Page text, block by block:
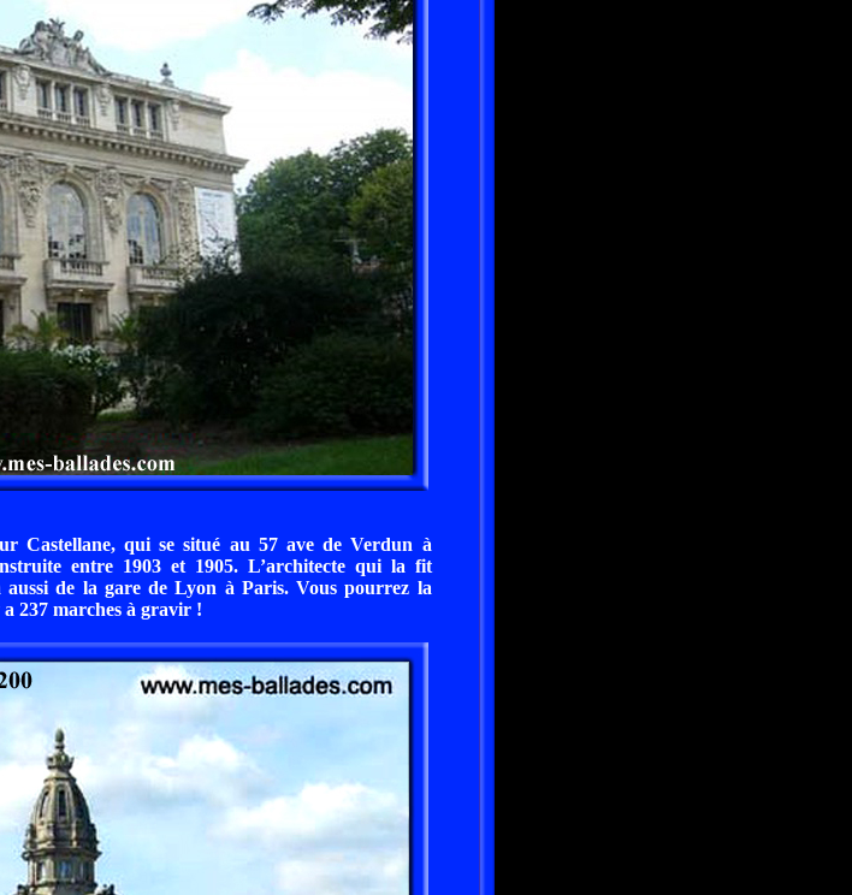
Castellane, qui se situé au 57 ave de Verdun à
entre 1903 et 1905. L’architecte qui la fit
de la gare de Lyon à Paris. Vous pourrez la
237 marches à gravir !